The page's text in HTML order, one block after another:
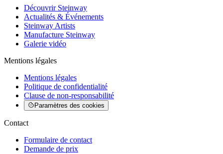
Découvrir Steinway
Actualités & Événements
Steinway Artists
Manufacture Steinway
Galerie vidéo
Mentions légales
Mentions légales
Politique de confidentialité
Clause de non-responsabilité
Paramètres des cookies
Contact
Formulaire de contact
Demande de prix